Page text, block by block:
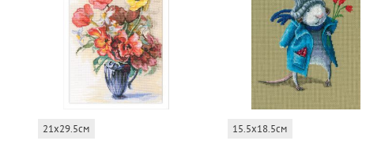
21x29.5см 15.5x18.5см